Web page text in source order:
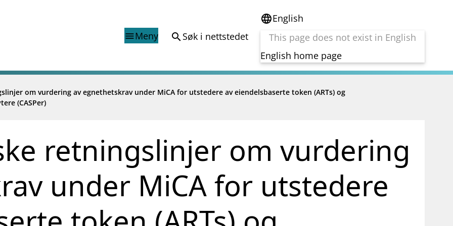
menuMeny search Søk i nettstedet
languageEnglish
This page does not exist in English
English home page
og analysar
analysar
Finanstilsynets registre
Tredjelandsrevisorregister
Tema
Kryptoeiendelsloven (MiCA)
Overtakelsestilbud
om vurdering av egnethetskrav under MiCA for utstedere av eiendelsbaserte token (ARTs) og
(CASPer)
retningslinjer om vurdering
under MiCA for utstedere